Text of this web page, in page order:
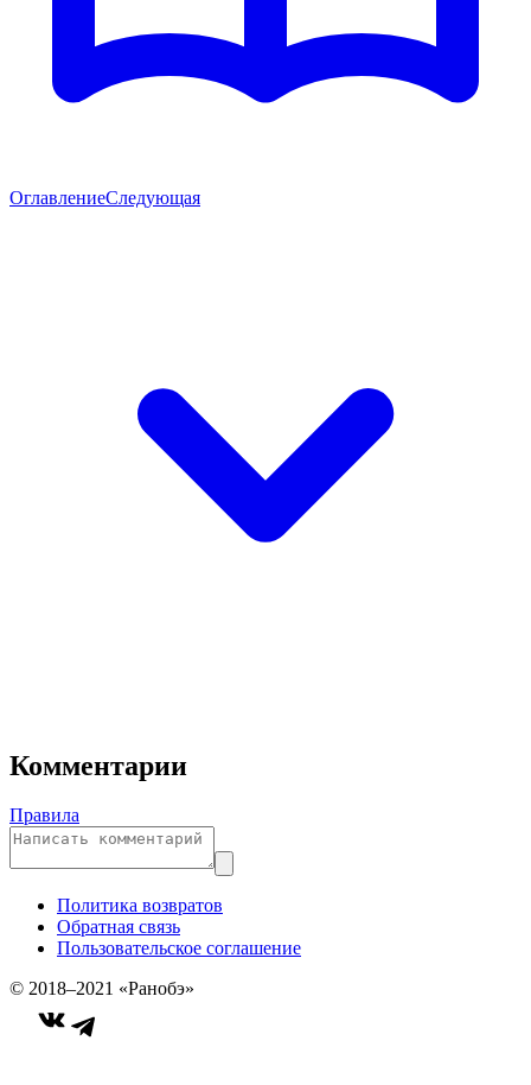
ОглавлениеСледующая
Комментарии
Правила
Политика возвратов
Обратная связь
Пользовательское соглашение
© 2018–2021 «Ранобэ»